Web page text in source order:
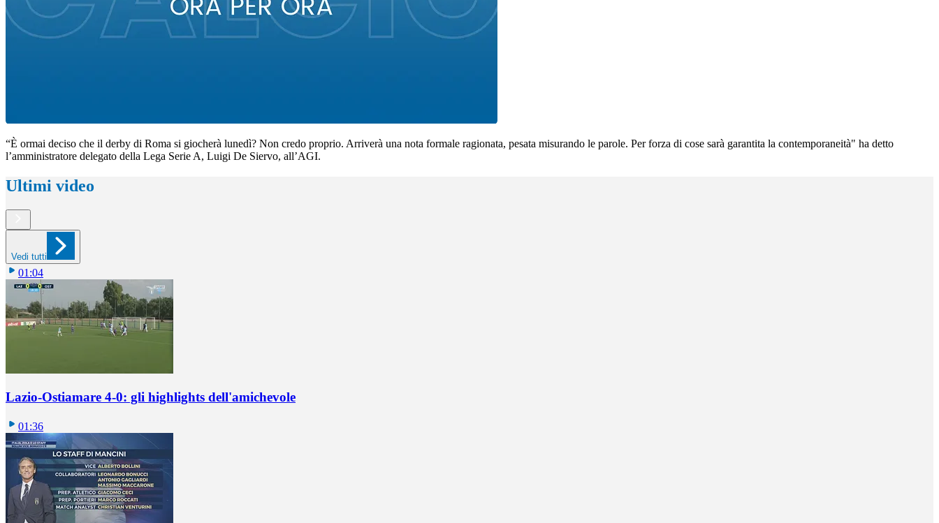
“È ormai deciso che il derby di Roma si giocherà lunedì? Non credo proprio. Arriverà una nota formale ragionata, pesata misurando le parole. Per forza di cose sarà garantita la contemporaneità" ha detto
l’amministratore delegato della Lega Serie A, Luigi De Siervo, all’AGI.
Ultimi video
Vedi tutti
01:04
Lazio-Ostiamare 4-0: gli highlights dell'amichevole
01:36